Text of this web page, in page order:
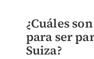
¿Cuáles
para ser
Suiza?